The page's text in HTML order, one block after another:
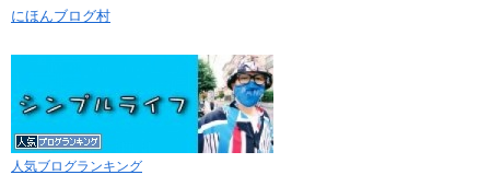
にほんブログ村
人気ブログランキング